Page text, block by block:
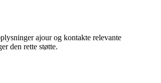
ajour og kontakte relevante
den rette støtte.